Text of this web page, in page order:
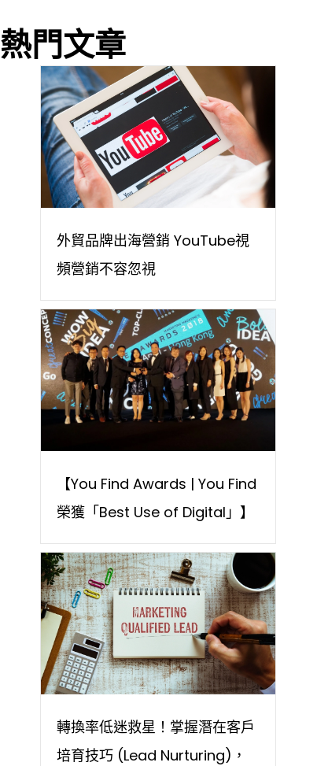
熱門文章
外貿品牌出海營銷 YouTube視
頻營銷不容忽視
【You Find Awards | You Find
榮獲「Best Use of Digital」】
轉換率低迷救星！掌握潛在客戶
培育技巧 (Lead Nurturing)，